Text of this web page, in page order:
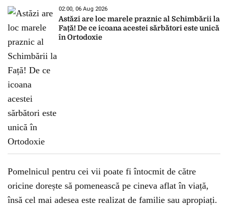
02:00, 06 Aug 2026
Astăzi are loc marele praznic al Schimbării la
Față! De ce icoana acestei sărbători este unică
în Ortodoxie
Pomelnicul pentru cei vii poate fi întocmit de către
oricine dorește să pomenească pe cineva aflat în viață,
însă cel mai adesea este realizat de familie sau apropiați.